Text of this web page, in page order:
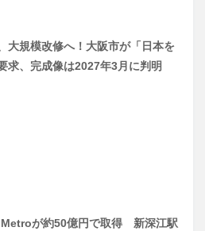
大規模改修へ！大阪市が「日本を
求、完成像は2027年3月に判明
が約50億円で取得 新深江駅